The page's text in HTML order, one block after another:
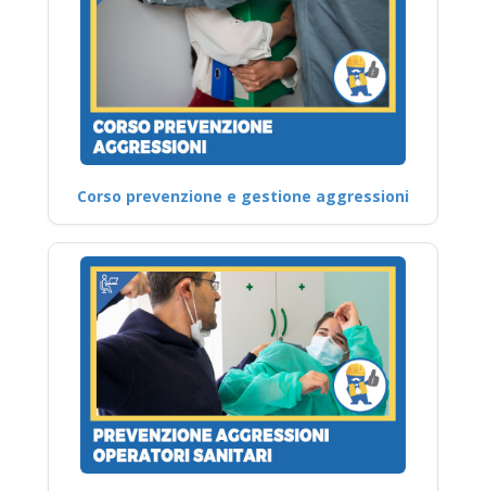
Corso prevenzione e gestione aggressioni